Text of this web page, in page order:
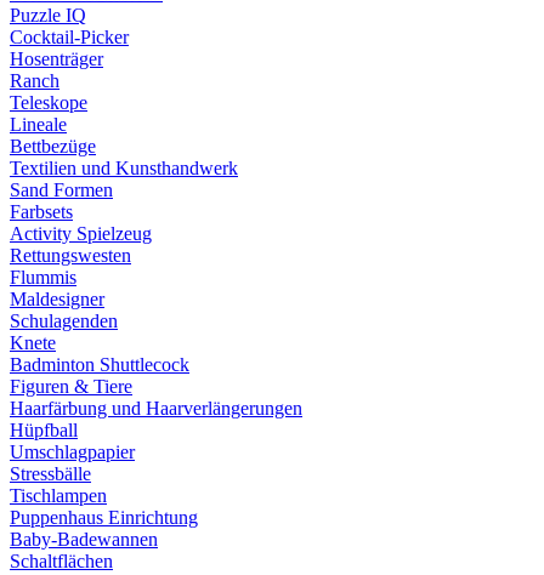
Puzzle IQ
Cocktail-Picker
Hosenträger
Ranch
Teleskope
Lineale
Bettbezüge
Textilien und Kunsthandwerk
Sand Formen
Farbsets
Activity Spielzeug
Rettungswesten
Flummis
Maldesigner
Schulagenden
Knete
Badminton Shuttlecock
Figuren & Tiere
Haarfärbung und Haarverlängerungen
Hüpfball
Umschlagpapier
Stressbälle
Tischlampen
Puppenhaus Einrichtung
Baby-Badewannen
Schaltflächen